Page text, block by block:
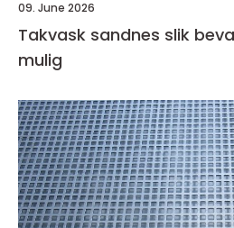
09. June 2026
Takvask sandnes slik bevares taket lengst
mulig